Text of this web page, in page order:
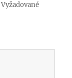
Vyžadované